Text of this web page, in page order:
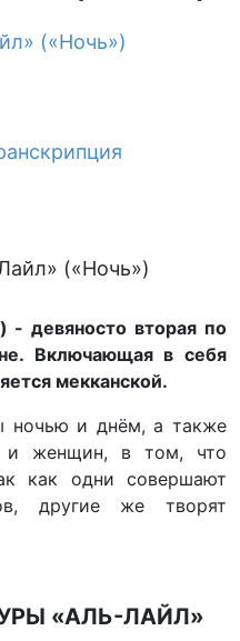
(«Ночь»)
- девяносто вторая по
Включающая в себя
мекканской.
ночью и днём, а также
и женщин, в том, что
как одни совершают
другие же творят
«АЛЬ-ЛАЙЛ»